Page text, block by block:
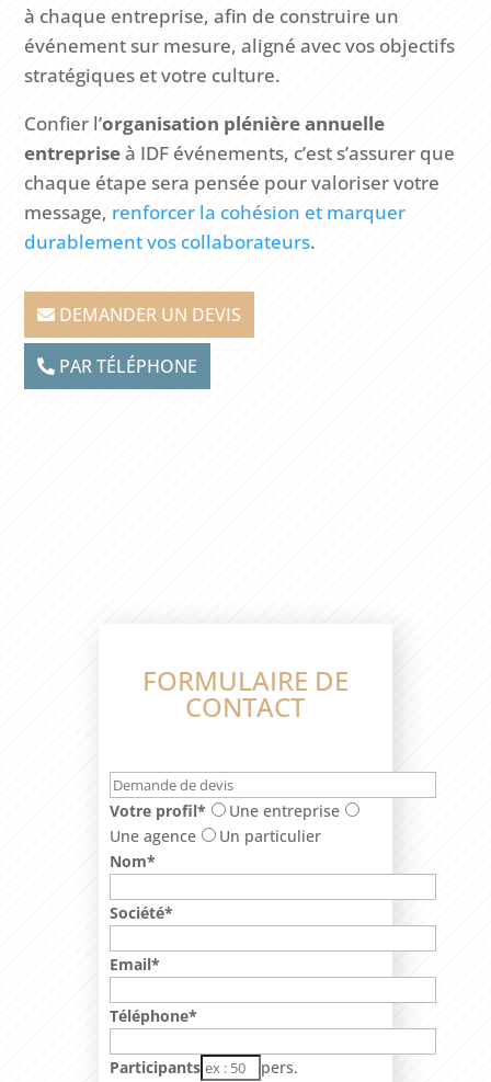
à chaque entreprise, afin de construire un
événement sur mesure, aligné avec vos objectifs
stratégiques et votre culture.
Confier l’organisation plénière annuelle
entrepriseà IDF événements, c’est s’assurer que
chaque étape sera pensée pour valoriser votre
message, renforcer la cohésion et marquer
durablement vos collaborateurs.
DEMANDER UN DEVIS
PAR TÉLÉPHONE
FORMULAIRE DE
CONTACT
Votre profil*
Une entreprise
Une agence
Un particulier
Nom*
Société*
Email*
Téléphone*
Participants
pers.